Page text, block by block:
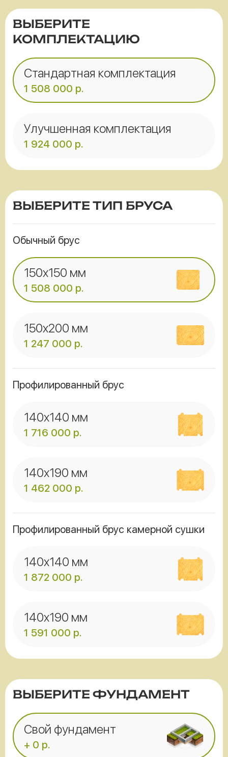
ВЫБЕРИТЕ
КОМПЛЕКТАЦИЮ
Стандартная комплектация
1 508 000 р.
Улучшенная комплектация
1 924 000 р.
ВЫБЕРИТЕ ТИП БРУСА
Обычный брус
150x150 мм
1 508 000 р.
150x200 мм
1 247 000 р.
Профилированный брус
140x140 мм
1 716 000 р.
140x190 мм
1 462 000 р.
Профилированный брус камерной сушки
140x140 мм
1 872 000 р.
140x190 мм
1 591 000 р.
ВЫБЕРИТЕ ФУНДАМЕНТ
Свой фундамент
+ 0 р.